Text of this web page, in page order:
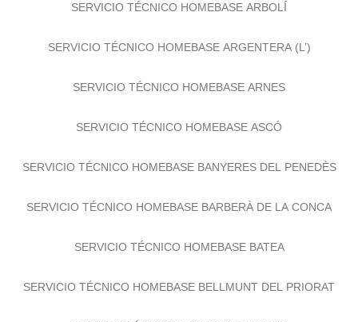
SERVICIO TÉCNICO HOMEBASE ARBOLÍ
SERVICIO TÉCNICO HOMEBASE ARGENTERA (L’)
SERVICIO TÉCNICO HOMEBASE ARNES
SERVICIO TÉCNICO HOMEBASE ASCÓ
SERVICIO TÉCNICO HOMEBASE BANYERES DEL PENEDÈS
SERVICIO TÉCNICO HOMEBASE BARBERÀ DE LA CONCA
SERVICIO TÉCNICO HOMEBASE BATEA
SERVICIO TÉCNICO HOMEBASE BELLMUNT DEL PRIORAT